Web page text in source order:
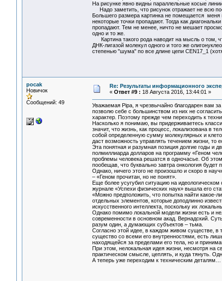
На рисунке явно видны параллельные косые
Надо заметить, что рисунок отражает не всю
Большего размера картинка не помещается меня
некоторые точки пропадают. Тогда как
пропадают. Тем не менее, ничто не мешает
одно и то же.
Картина такого рода наводит на мысль о том,
ДНК-лигазой молекул одного и того же
степенью "шума" по все длине цепи CEN17_1
pocak
Новичок
Сообщений: 49
Re: Результаты информационного
« Ответ #9 : 18 Августа 2016, 13:44:01 »
Уважаемая Pipa, я чрезвычайно благодарен вам
позволю себе с большинством из них не
характер. Поэтому прежде чем переходить к
Насколько я понимаю, вы придерживаетесь
значит, что жизнь, как процесс, локализована в
собой определенную сумму молекулярных и
даст возможность управлять течением жизни, то
Эта понятная и разумная позиция долгие годы и
полмиллиарда долларов на программу «Геном
проблемы человека решатся в одночасье. Об
пообещав, что буквально завтра онкология будет
Однако, ничего этого не произошло и скоро в
– «Геном прочитан, но не понят».
Еще более усугубил ситуацию на
журнале «Успехи физических наук» вышла его
«Можно предположить, что попытка найти какое-
отдельных элементов, которые доподлинно
искусственного интеллекта, поскольку их
Однако помимо локальной модели жизни есть и
современности в основном акад. Вернадский.
разум один, а думающих субъектов – тьма.
Согласно этой идее, в каждом живом существе,
существо со всеми его внутренностями, есть
находящейся за пределами его тела, но и
При этом, нелокальная идея жизни, несмотря на
практическом смысле, цеплять, и куда тянуть.
А теперь уже переходим к техническим деталям…